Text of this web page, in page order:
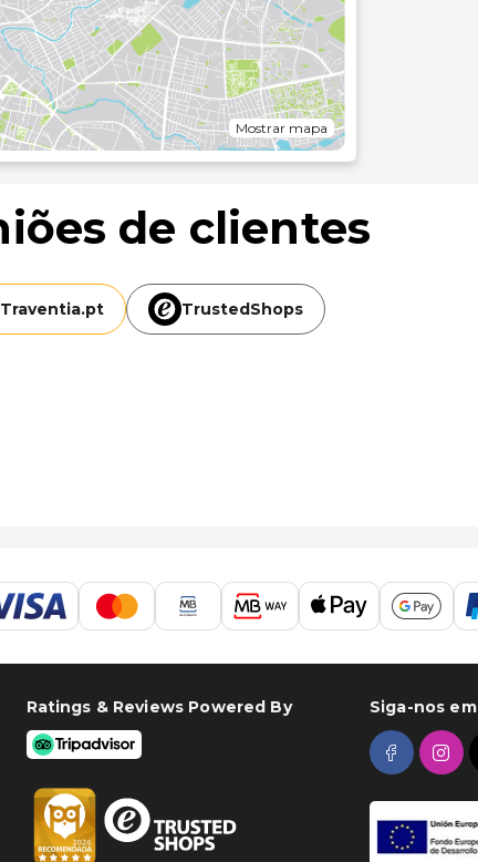
do dia, assista a uma seleção de canais
um polibã, artigos de higiene exclusivos e
de um cofre-forte e de uma mesa de
Mostrar mapa
de clientes
Traventia.pt TrustedShops
Ratings & Reviews Powered By Siga-nos em